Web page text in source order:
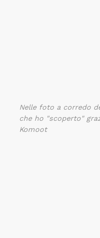
Nelle foto a corredo
che ho "scoperto"
Komoot